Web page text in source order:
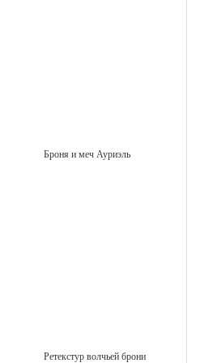
Броня и меч Ауриэль
Ретекстур волчьей брони